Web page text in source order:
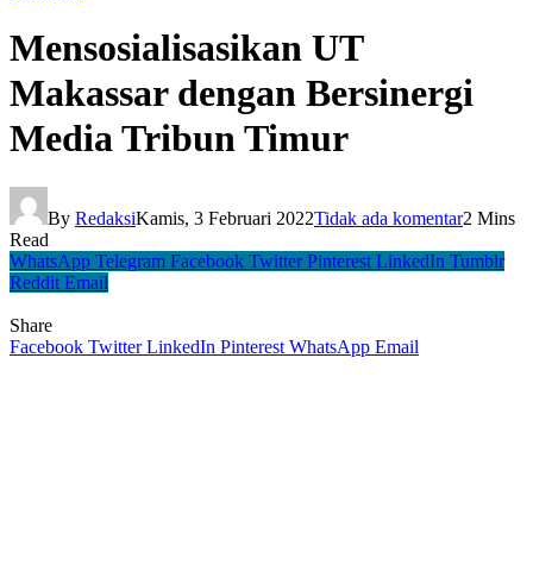
Mensosialisasikan UT
Makassar dengan Bersinergi
Media Tribun Timur
By RedaksiKamis, 3 Februari 2022Tidak ada komentar2 Mins
Read
WhatsApp Telegram Facebook Twitter Pinterest LinkedIn Tumblr
Reddit Email
Share
Facebook Twitter LinkedIn Pinterest WhatsApp Email